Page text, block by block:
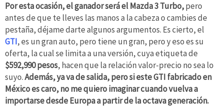
Por esta ocasión, el ganador será el Mazda 3 Turbo,pero
antes de que te lleves las manos a la cabeza o cambies de
pestaña, déjame darte algunos argumentos. Es cierto, el
GTI, es un gran auto, pero tiene un gran, pero y eso es su
oferta, la cual se limita a una versión, cuya etiqueta de
$592,990 pesos, hacen que la relación valor-precio no sea lo
suyo.Además, ya va de salida, pero si este GTI fabricado en
México es caro, no me quiero imaginar cuando vuelva a
importarse desde Europa a partir de la octava generación.